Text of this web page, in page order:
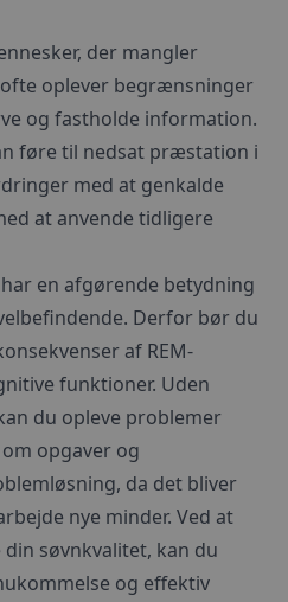
der mangler
oplever begrænsninger
og fastholde information.
føre til nedsat præstation i
med at genkalde
at anvende tidligere
en afgørende betydning
Derfor bør du
af REM-
funktioner. Uden
du opleve problemer
opgaver og
da det bliver
nye minder. Ved at
søvnkvalitet, kan du
og effektiv